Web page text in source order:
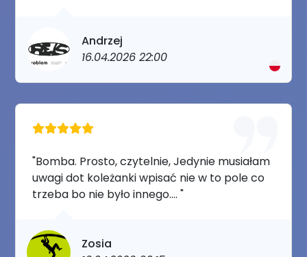
Andrzej
16.04.2026 22:00
"Bomba. Prosto, czytelnie, Jedynie musiałam
uwagi dot koleżanki wpisać nie w to pole co
trzeba bo nie było innego…. "
Zosia